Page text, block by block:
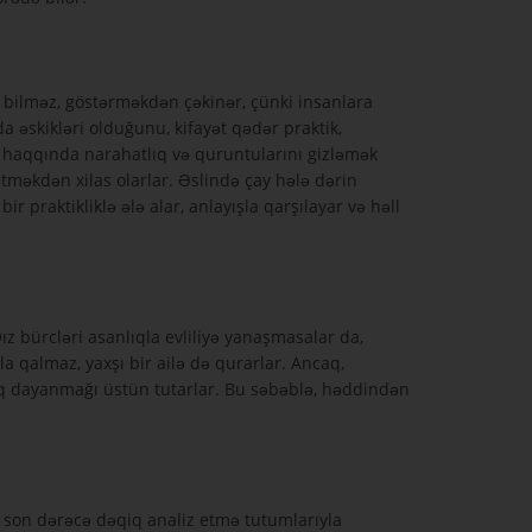
göstərməkdən çəkinər, çünki insanlara
əskikləri olduğunu, kifayət qədər praktik,
narahatlıq və quruntularını gizləmək
xilas olarlar. Əslində çay hələ dərin
praktikliklə ələ alar, anlayışla qarşılayar və həll
bürcləri asanlıqla evliliyə yanaşmasalar da,
qalmaz, yaxşı bir ailə də qurarlar. Ancaq,
dayanmağı üstün tutarlar. Bu səbəblə, həddindən
dərəcə dəqiq analiz etmə tutumlarıyla